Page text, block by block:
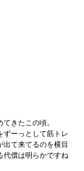
きたこの頃。
ずーっとして筋トレ
出て来てるのを横目
代償は明らかですね